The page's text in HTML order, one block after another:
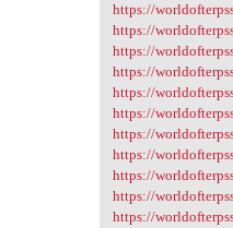
https://
https://
https://
https://
https://
https://
https://
https://
https://
https://
https://